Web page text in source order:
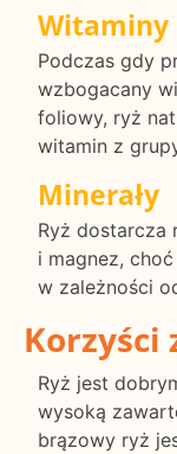
Witaminy
Podczas gdy
wzbogacany
foliowy, ryż
witamin z
Minerały
Ryż dostarcza
i magnez,
w zależności
Korzyści
Ryż jest
wysoką
brązowy ryż